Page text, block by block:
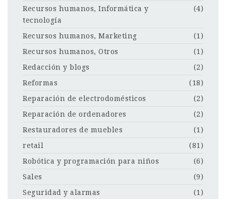
Recursos humanos, Informática y
tecnología
(4)
Recursos humanos, Marketing
(1)
Recursos humanos, Otros
(1)
Redacción y blogs
(2)
Reformas
(18)
Reparación de electrodomésticos
(2)
Reparación de ordenadores
(2)
Restauradores de muebles
(1)
retail
(81)
Robótica y programación para niños
(6)
Sales
(9)
Seguridad y alarmas
(1)